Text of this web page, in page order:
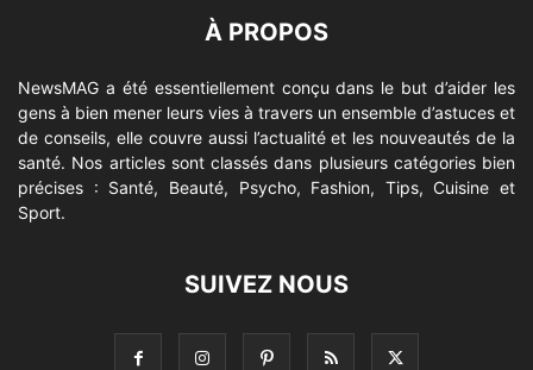
À PROPOS
NewsMAG a été essentiellement conçu dans le but d’aider les
gens à bien mener leurs vies à travers un ensemble d’astuces et
de conseils, elle couvre aussi l’actualité et les nouveautés de la
santé. Nos articles sont classés dans plusieurs catégories bien
précises : Santé, Beauté, Psycho, Fashion, Tips, Cuisine et
Sport.
SUIVEZ NOUS